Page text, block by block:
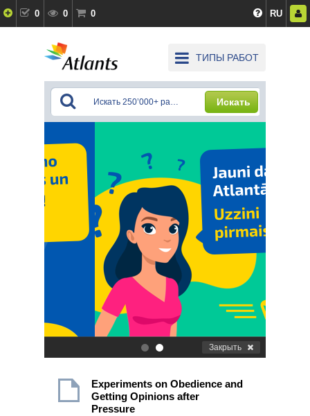
0 0 0 RU
ТИПЫ РАБОТ
Искать
. Закрыть
Experiments on Obedience and
Getting Opinions after
Pressure